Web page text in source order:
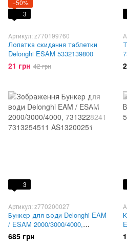
−50%
3
Артикул: z770199760
Лопатка скидання таблетки
Delonghi ESAM 5332139800
21 грн 42 грн
3
Артикул: z770200027
Бункер для води Delonghi EAM
/ ESAM 2000/3000/4000,
7313228241 7313254511
AS13200251
685 грн